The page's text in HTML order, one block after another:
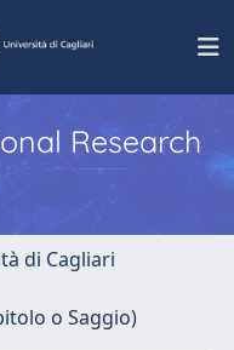
Research
di Cagliari
o Saggio)